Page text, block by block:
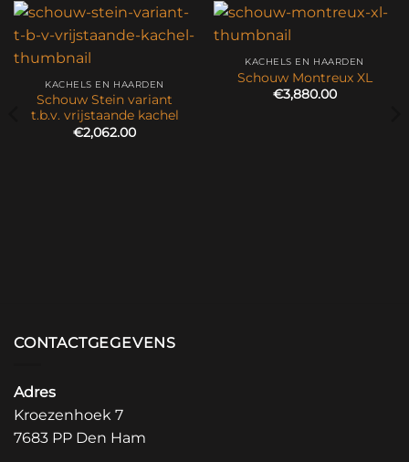
KACHELS EN HAARDEN
Schouw Stein variant
t.b.v. vrijstaande kachel
€2,062.00
KACHELS EN HAARDEN
Schouw Montreux XL
€3,880.00
CONTACTGEGEVENS
Adres
Kroezenhoek 7
7683 PP Den Ham